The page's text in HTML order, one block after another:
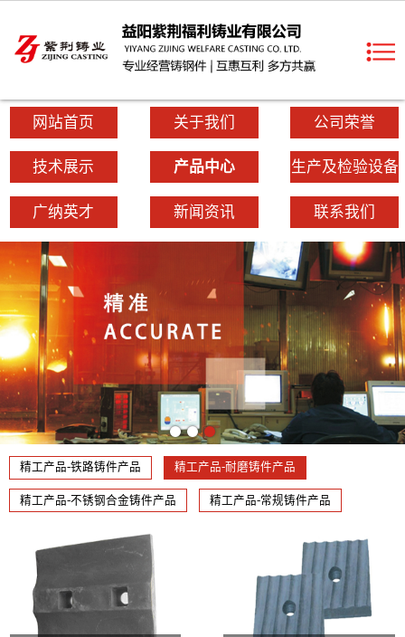
网站首页 关于我们 公司荣誉
技术展示 产品中心 生产及检验设备
广纳英才 新闻资讯 联系我们
精工产品-铁路铸件产品 精工产品-耐磨铸件产品
精工产品-不锈钢合金铸件产品 精工产品-常规铸件产品